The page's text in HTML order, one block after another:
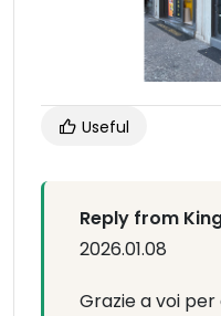
Useful
Reply from
2026.01.08
Grazie a voi